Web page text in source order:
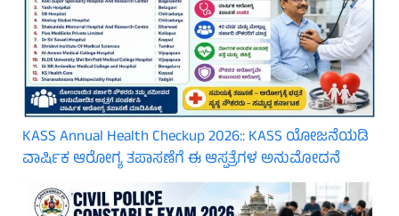
KASS Annual Health Checkup 2026:: KASS ಯೋಜನೆಯಡಿ
ವಾರ್ಷಿಕ ಆರೋಗ್ಯ ತಪಾಸಣೆಗೆ ಈ ಆಸ್ಪತ್ರೆಗಳ ಅನುಮೋದನೆ